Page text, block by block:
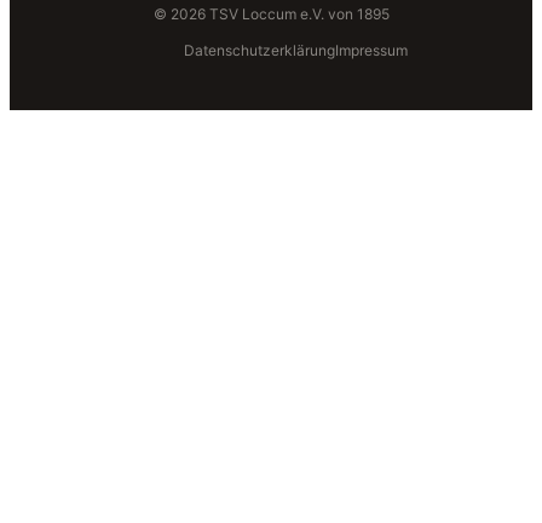
© 2026 TSV Loccum e.V. von 1895
DatenschutzerklärungImpressum